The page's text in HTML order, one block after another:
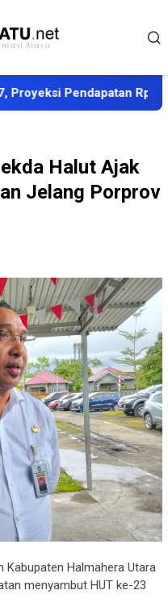
Pendapatan Rp1,8 Triliun
Halut Ajak
Jelang Porprov
Kabupaten Halmahera Utara
menyambut HUT ke-23